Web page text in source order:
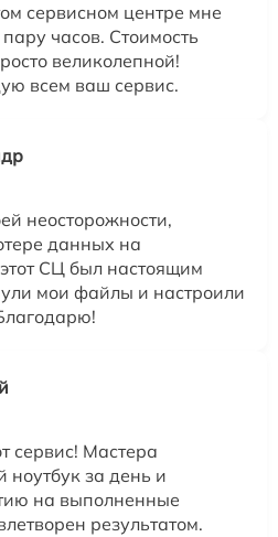
сервисном центре мне
часов. Стоимость
великолепной!
всем ваш сервис.
неосторожности,
данных на
СЦ был настоящим
мои файлы и настроили
сервис! Мастера
ноутбук за день и
на выполненные
результатом.